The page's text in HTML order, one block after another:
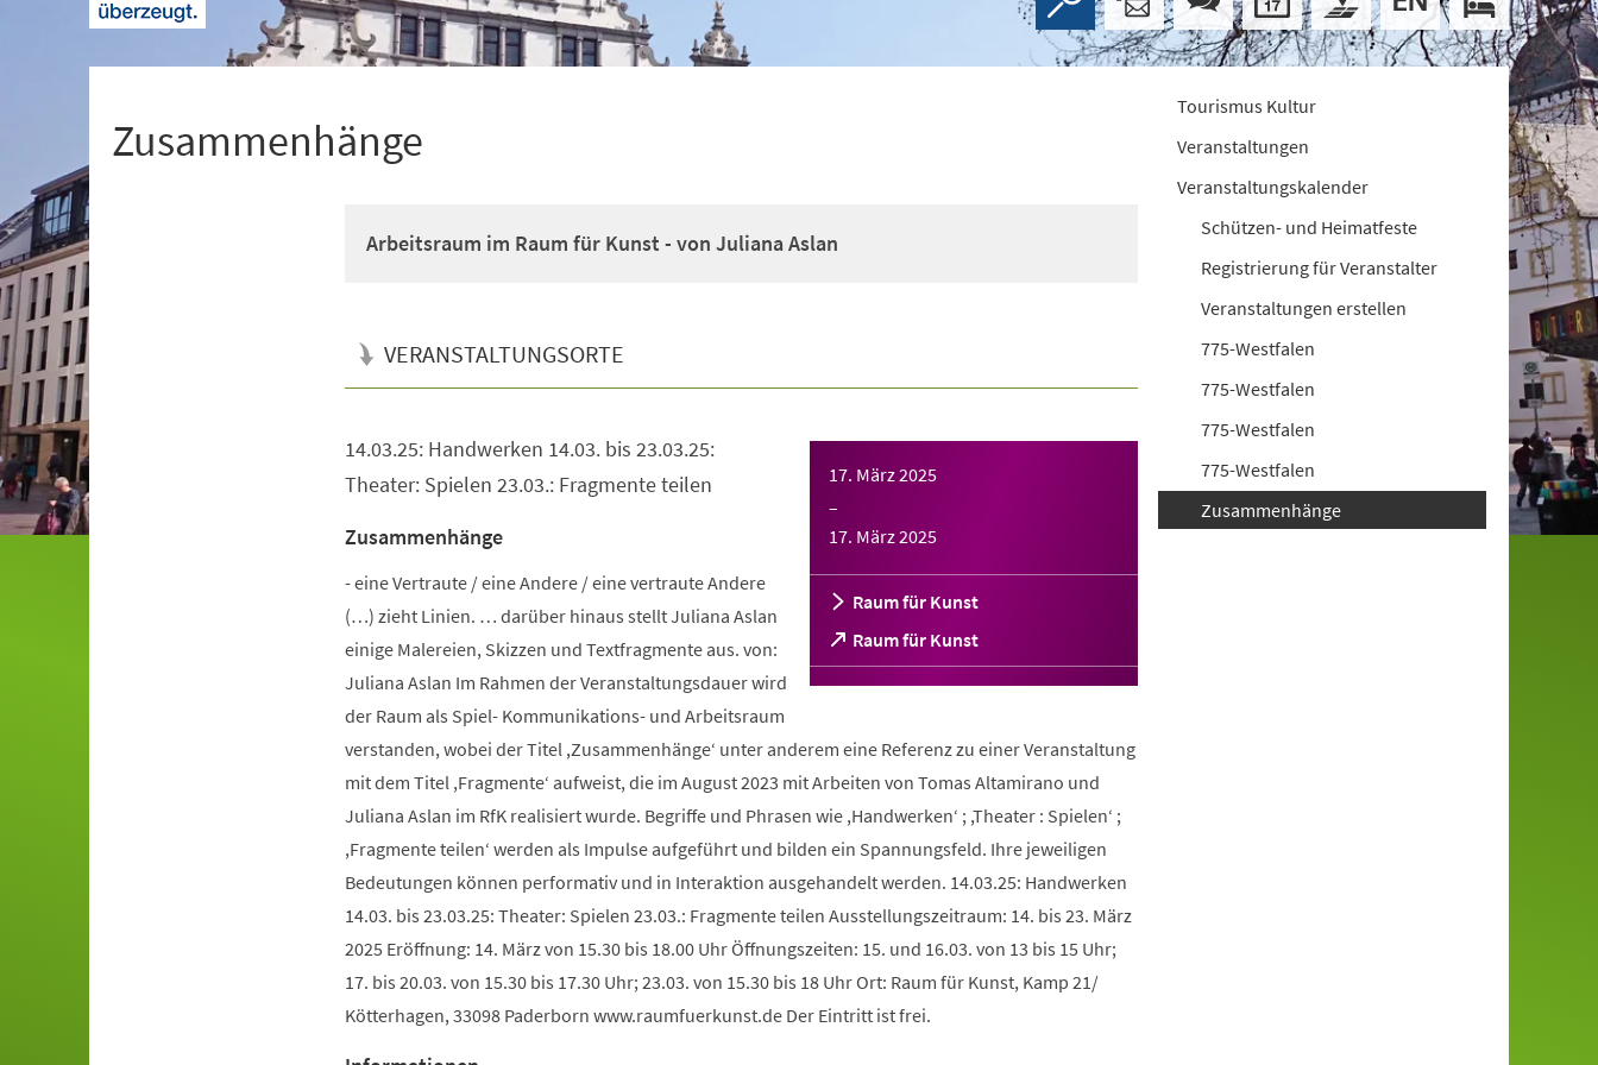
Zusammenhänge
Arbeitsraum im Raum für Kunst - von Juliana Aslan
VERANSTALTUNGSORTE
17. März 2025
–
17. März 2025
Raum für Kunst
Raum für Kunst
(Öffnet
in
einem
14.03.25: Handwerken 14.03. bis 23.03.25:
Theater: Spielen 23.03.: Fragmente teilen
Zusammenhänge
- eine Vertraute / eine Andere / eine vertraute Andere
(…) zieht Linien. … darüber hinaus stellt Juliana Aslan
einige Malereien, Skizzen und Textfragmente aus. von:
Juliana Aslan Im Rahmen der Veranstaltungsdauer wird
der Raum als Spiel- Kommunikations- und Arbeitsraum
verstanden, wobei der Titel ,Zusammenhänge‘ unter anderem eine Referenz zu einer Veranstaltung
mit dem Titel ,Fragmente‘ aufweist, die im August 2023 mit Arbeiten von Tomas Altamirano und
Juliana Aslan im RfK realisiert wurde. Begriffe und Phrasen wie ,Handwerken‘ ; ,Theater : Spielen‘ ;
,Fragmente teilen‘ werden als Impulse aufgeführt und bilden ein Spannungsfeld. Ihre jeweiligen
Bedeutungen können performativ und in Interaktion ausgehandelt werden. 14.03.25: Handwerken
14.03. bis 23.03.25: Theater: Spielen 23.03.: Fragmente teilen Ausstellungszeitraum: 14. bis 23. März
2025 Eröffnung: 14. März von 15.30 bis 18.00 Uhr Öffnungszeiten: 15. und 16.03. von 13 bis 15 Uhr;
17. bis 20.03. von 15.30 bis 17.30 Uhr; 23.03. von 15.30 bis 18 Uhr Ort: Raum für Kunst, Kamp 21/
Kötterhagen, 33098 Paderborn www.raumfuerkunst.de Der Eintritt ist frei.
Tourismus Kultur
Veranstaltungen
Veranstaltungskalender
Schützen- und Heimatfeste
Registrierung für Veranstalter
Veranstaltungen erstellen
775-Westfalen
775-Westfalen
775-Westfalen
775-Westfalen
Zusammenhänge